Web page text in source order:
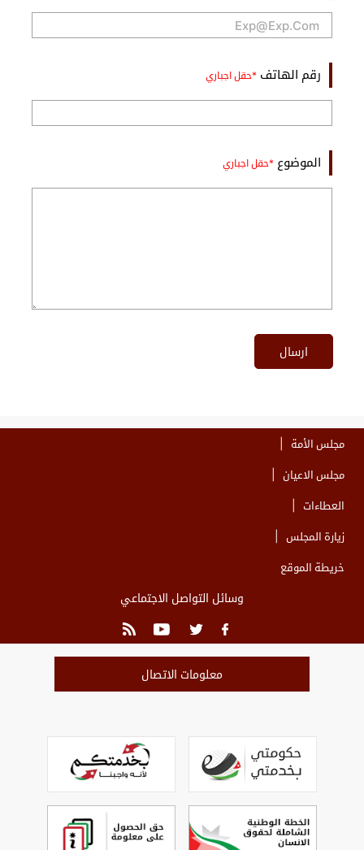
رقم الهاتف
الموضوع
ارسال
مجلس الأمة
مجلس الاعيان
العطاءات
زيارة المجلس
خريطة الموقع
وسائل التواصل الاجتماعي
معلومات الاتصال